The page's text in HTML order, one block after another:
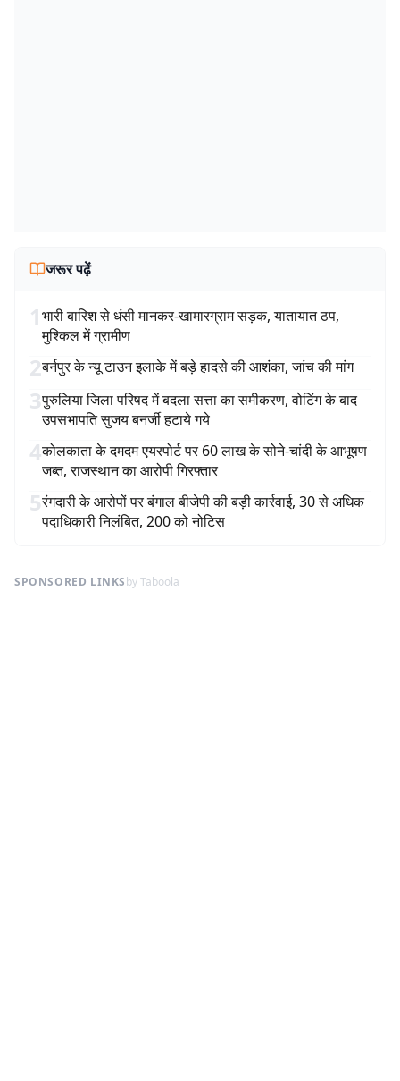
जरूर पढ़ें
1भारी बारिश से धंसी मानकर-खामारग्राम सड़क, यातायात ठप,
मुश्किल में ग्रामीण
2बर्नपुर के न्यू टाउन इलाके में बड़े हादसे की आशंका, जांच की मांग
3पुरुलिया जिला परिषद में बदला सत्ता का समीकरण, वोटिंग के बाद
उपसभापति सुजय बनर्जी हटाये गये
4कोलकाता के दमदम एयरपोर्ट पर 60 लाख के सोने-चांदी के आभूषण
जब्त, राजस्थान का आरोपी गिरफ्तार
5रंगदारी के आरोपों पर बंगाल बीजेपी की बड़ी कार्रवाई, 30 से अधिक
पदाधिकारी निलंबित, 200 को नोटिस
SPONSORED LINKSby Taboola